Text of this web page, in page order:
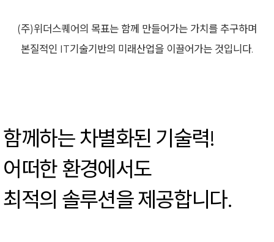
(주)위더스퀘어의 목표는 함께 만들어가는 가치를 추구하며
본질적인 IT기술기반의 미래산업을 이끌어가는 것입니다.
함께하는 차별화된 기술력!
어떠한 환경에서도
최적의 솔루션을 제공합니다.